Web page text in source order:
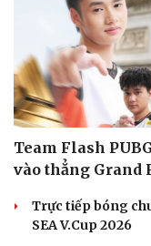
Team Flash
vào thẳng Grand
Trực tiếp bóng
SEA V.Cup 2026